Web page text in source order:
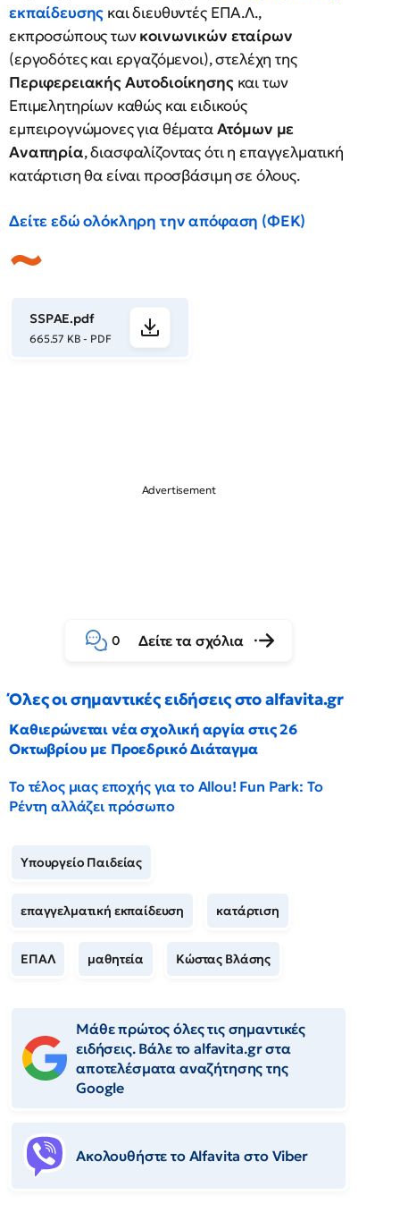
εκπαίδευσης και διευθυντές ΕΠΑ.Λ.,
εκπροσώπους τωνκοινωνικών εταίρων
(εργοδότες και εργαζόμενοι), στελέχη της
Περιφερειακής Αυτοδιοίκησηςκαι των
Επιμελητηρίων καθώς και ειδικούς
εμπειρογνώμονες για θέματαΑτόμων με
Αναπηρία, διασφαλίζοντας ότι η επαγγελματική
κατάρτιση θα είναι προσβάσιμη σε όλους.
Δείτε εδώ ολόκληρη την απόφαση (ΦΕΚ)
SSPAE.pdf
665.57 KB - PDF
0 Δείτε τα σχόλια
Όλες οι σημαντικές ειδήσεις στο alfavita.gr
Καθιερώνεται νέα σχολική αργία στις 26
Οκτωβρίου με Προεδρικό Διάταγμα
Το τέλος μιας εποχής για το Allou! Fun Park: Το
Ρέντη αλλάζει πρόσωπο
Υπουργείο Παιδείας
επαγγελματική εκπαίδευση κατάρτιση
ΕΠΑΛ μαθητεία Κώστας Βλάσης
Μάθε πρώτος όλες τις σημαντικές
ειδήσεις. Βάλε το alfavita.gr στα
αποτελέσματα αναζήτησης της
Google
Ακολουθήστε το Αlfavita στο Viber